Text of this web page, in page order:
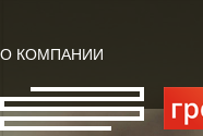
О КОМПАНИИ